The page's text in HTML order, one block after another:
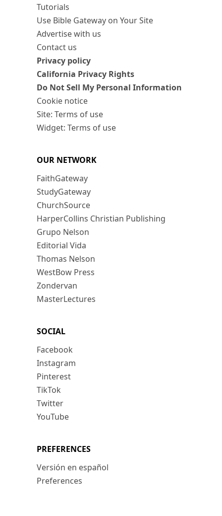
Tutorials
Use Bible Gateway on Your Site
Advertise with us
Contact us
Privacy policy
California Privacy Rights
Do Not Sell My Personal Information
Cookie notice
Site: Terms of use
Widget: Terms of use
OUR NETWORK
FaithGateway
StudyGateway
ChurchSource
HarperCollins Christian Publishing
Grupo Nelson
Editorial Vida
Thomas Nelson
WestBow Press
Zondervan
MasterLectures
SOCIAL
Facebook
Instagram
Pinterest
TikTok
Twitter
YouTube
PREFERENCES
Versión en español
Preferences